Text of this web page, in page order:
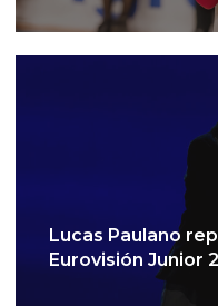
Lucas Paulano
Eurovisión Junior